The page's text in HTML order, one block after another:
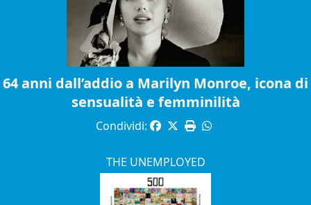
64 anni dall’addio a Marilyn Monroe, icona di
sensualità e femminilità
Condividi:
THE UNEMPLOYED